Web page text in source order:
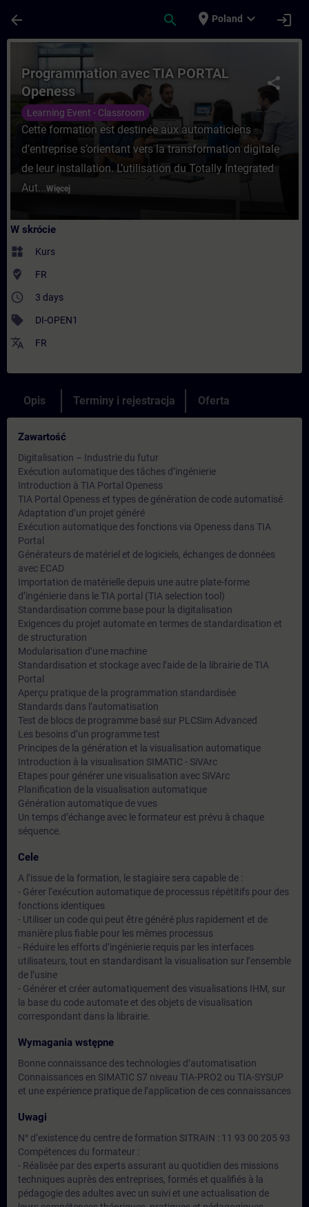
arrow_back search place Poland expand_more login
Kurs - Programmation avec TIA
share
Programmation avec TIA PORTAL
Openess
Learning Event - Classroom
Cette formation est destinée aux automaticiens
d’entreprise s’orientant vers la transformation digitale
de leur installation. L’utilisation du Totally Integrated
Aut...Więcej
W skrócie
widgets Kurs
where_to_vote FR
access_time 3 days
sell DI-OPEN1
translate FR
Opis Terminy i rejestracja Oferta
Zawartość
Digitalisation – Industrie du futur
Exécution automatique des tâches d’ingénierie
Introduction à TIA Portal Openess
TIA Portal Openess et types de génération de code automatisé
Adaptation d’un projet généré
Exécution automatique des fonctions via Openess dans TIA
Portal
Générateurs de matériel et de logiciels, échanges de données
avec ECAD
Importation de matérielle depuis une autre plate-forme
d’ingénierie dans le TIA portal (TIA selection tool)
Standardisation comme base pour la digitalisation
Exigences du projet automate en termes de standardisation et
de structuration
Modularisation d’une machine
Standardisation et stockage avec l’aide de la librairie de TIA
Portal
Aperçu pratique de la programmation standardisée
Standards dans l’automatisation
Test de blocs de programme basé sur PLCSim Advanced
Les besoins d’un programme test
Principes de la génération et la visualisation automatique
Introduction à la visualisation SIMATIC - SiVArc
Etapes pour générer une visualisation avec SiVArc
Planification de la visualisation automatique
Génération automatique de vues
Un temps d’échange avec le formateur est prévu à chaque
séquence.
Cele
A l’issue de la formation, le stagiaire sera capable de :
- Gérer l’exécution automatique de processus répétitifs pour des
fonctions identiques
- Utiliser un code qui peut être généré plus rapidement et de
manière plus fiable pour les mêmes processus
- Réduire les efforts d’ingénierie requis par les interfaces
utilisateurs, tout en standardisant la visualisation sur l’ensemble
de l’usine
- Générer et créer automatiquement des visualisations IHM, sur
la base du code automate et des objets de visualisation
correspondant dans la librairie.
Wymagania wstępne
Bonne connaissance des technologies d’automatisation
Connaissances en SIMATIC S7 niveau TIA-PRO2 ou TIA-SYSUP
et une expérience pratique de l’application de ces connaissances
Uwagi
N° d’existence du centre de formation SITRAIN : 11 93 00 205 93
Compétences du formateur :
- Réalisée par des experts assurant au quotidien des missions
techniques auprès des entreprises, formés et qualifiés à la
pédagogie des adultes avec un suivi et une actualisation de